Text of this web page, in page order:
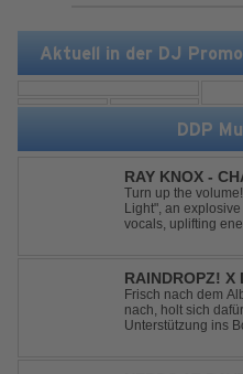
Aktuell in der DJ
DDP
RAY KNOX -
Turn up the
Light", an
vocals, uplifting
RAINDROPZ! X
Frisch nach dem
nach, holt sich
Unterstützung ins